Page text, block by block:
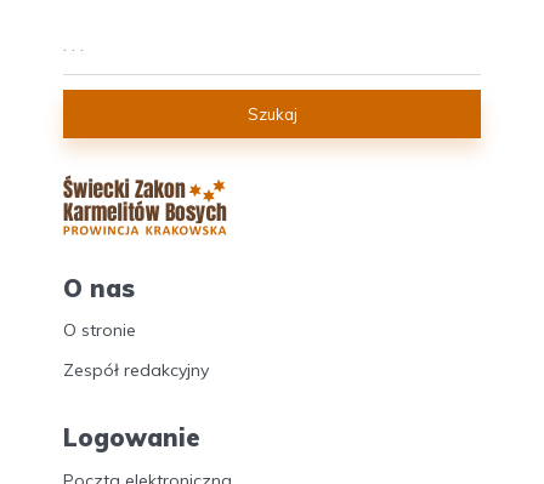
Szukaj
O nas
O stronie
Zespół redakcyjny
Logowanie